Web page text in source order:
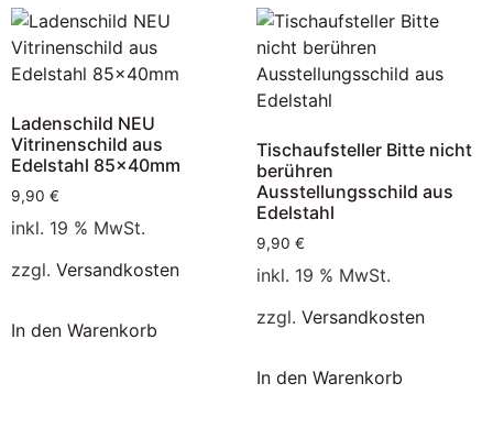
Ladenschild NEU
Vitrinenschild aus
Edelstahl 85x40mm
9,90 €
inkl. 19 % MwSt.
zzgl. Versandkosten
In den Warenkorb
Tischaufsteller Bitte nicht
berühren
Ausstellungsschild aus
Edelstahl
9,90 €
inkl. 19 % MwSt.
zzgl. Versandkosten
In den Warenkorb